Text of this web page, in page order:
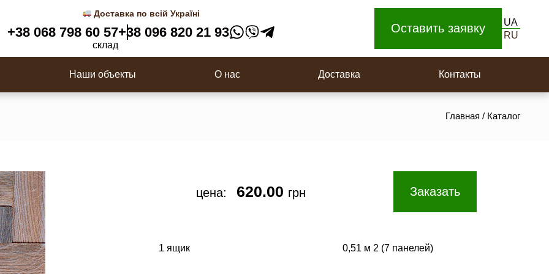
Доставка по всій Україні
+38 068 798 60 57
склад
+38 096 820 21 93 Оставить заявку
UA
RU
Наши объекты О нас Доставка Контакты
Площадки на поворотную лестницу
Главная / Каталог
цена: 620.00 грн Заказать
1 ящик 0,51 м 2 (7 панелей)